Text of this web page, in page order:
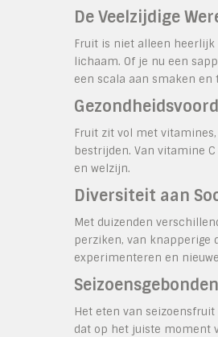
De Veelzijdige
Fruit is niet alleen heerlijk
lichaam. Of je nu een
een scala aan smaken
Fruit zit vol met
bestrijden. Van vitamine
en welzijn.
Diversiteit aan
Met duizenden
perziken, van knapperige
experimenteren en
Het eten van
dat op het juiste moment